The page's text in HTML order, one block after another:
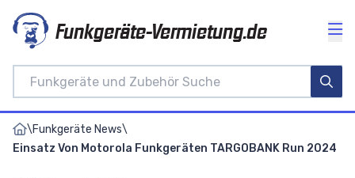
Funkgeräte-Vermietung.de
\Funkgeräte News\
Einsatz Von Motorola Funkgeräten TARGOBANK Run 2024